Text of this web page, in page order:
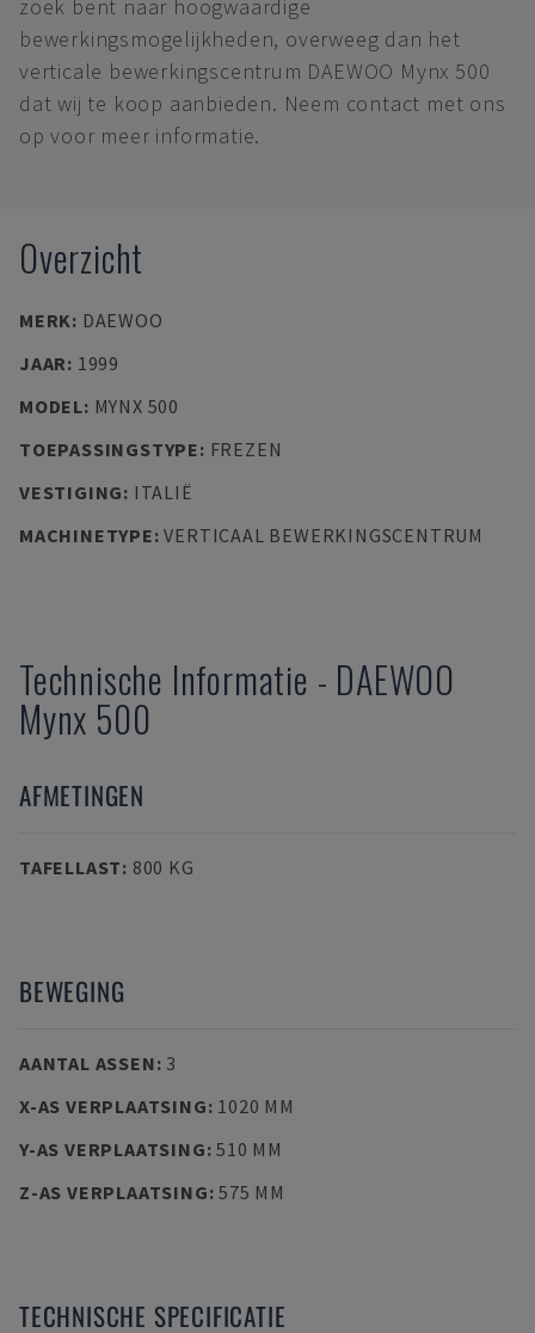
zoek bent naar hoogwaardige
bewerkingsmogelijkheden, overweeg dan het
verticale bewerkingscentrum DAEWOO Mynx 500
dat wij te koop aanbieden. Neem contact met ons
op voor meer informatie.
Overzicht
MERK: DAEWOO
JAAR: 1999
MODEL: MYNX 500
TOEPASSINGSTYPE: FREZEN
VESTIGING: ITALIË
MACHINETYPE:VERTICAAL BEWERKINGSCENTRUM
Technische Informatie - DAEWOO
Mynx 500
AFMETINGEN
TAFELLAST: 800 KG
BEWEGING
AANTAL ASSEN: 3
X-AS VERPLAATSING: 1020 MM
Y-AS VERPLAATSING:510 MM
Z-AS VERPLAATSING:575 MM
TECHNISCHE SPECIFICATIE